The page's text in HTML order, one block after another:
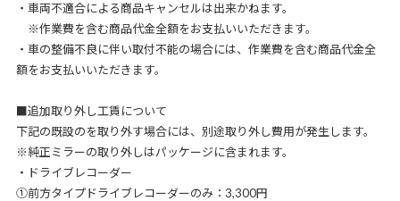
・車両不適合による商品キャンセルは出来かねます。
※作業費を含む商品代金全額をお支払いいただきます。
・車の整備不良に伴い取付不能の場合には、作業費を含む商品代金全
額をお支払いいただきます。
■追加取り外し工賃について
下記の既設のを取り外す場合には、別途取り外し費用が発生します。
※純正ミラーの取り外しはパッケージに含まれます。
・ドライブレコーダー
①前方タイプドライブレコーダーのみ：3,300円